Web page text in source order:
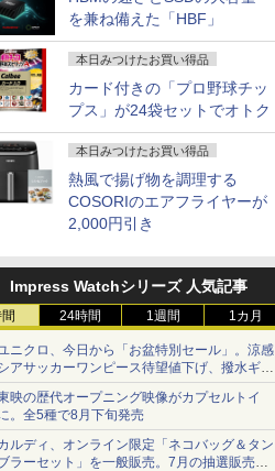
を兼ね備えた「HBF」
本日みつけたお買い得品
カード付きの「プロ野球チッ
プス」が24袋セットでオトク
本日みつけたお買い得品
熱風で揚げ物を調理する
COSORIのエアフライヤーが
2,000円引き
Impress Watchシリーズ 人気記事
24時間 1週間 1カ月
ニクロ、今日から「お盆特別セール」。涼感
アサッカーワンピース待望値下げ、撥水ギア
ョーツは1990円に
映の歴代オープニング映像がカプセルトイ
。全5種で8月下旬発売
ルディ、オンライン限定「ネコバッグ＆タン
ラーセット」を一般販売。7月の抽選販売の